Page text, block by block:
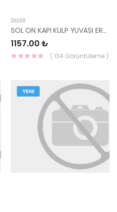
DIĞER
SOL ON KAPI KULP YUVASI ERA 2007-2011 82655-1E001-YS
1157.00 ₺
( 134 Görüntüleme )
YENI